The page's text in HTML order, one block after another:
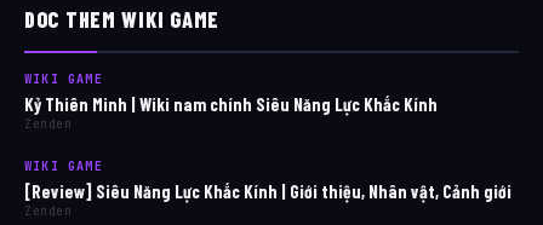
DOC THEM WIKI GAME
WIKI GAME
Kỷ Thiên Minh | Wiki nam chính Siêu Năng Lực Khắc Kính
Zenden
WIKI GAME
[Review] Siêu Năng Lực Khắc Kính | Giới thiệu, Nhân vật, Cảnh giới
Zenden